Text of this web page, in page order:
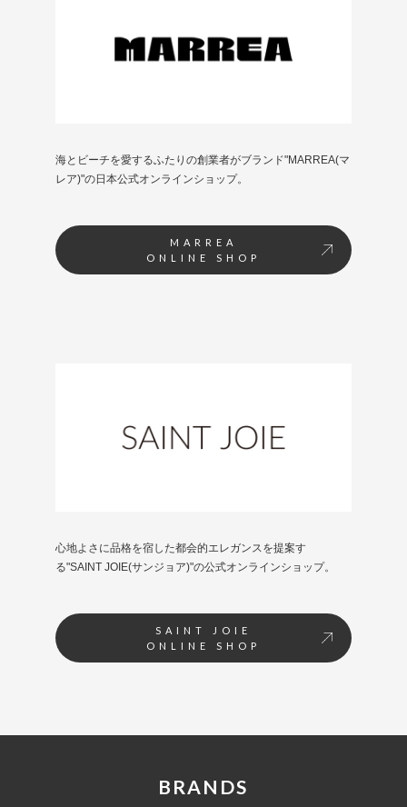
海とビーチを愛するふたりの創業者がブランド"MARREA(マ
レア)"の日本公式オンラインショップ。
MARREA
ONLINE SHOP
心地よさに品格を宿した都会的エレガンスを提案す
る"SAINT JOIE(サンジョア)"の公式オンラインショップ。
SAINT JOIE
ONLINE SHOP
BRANDS